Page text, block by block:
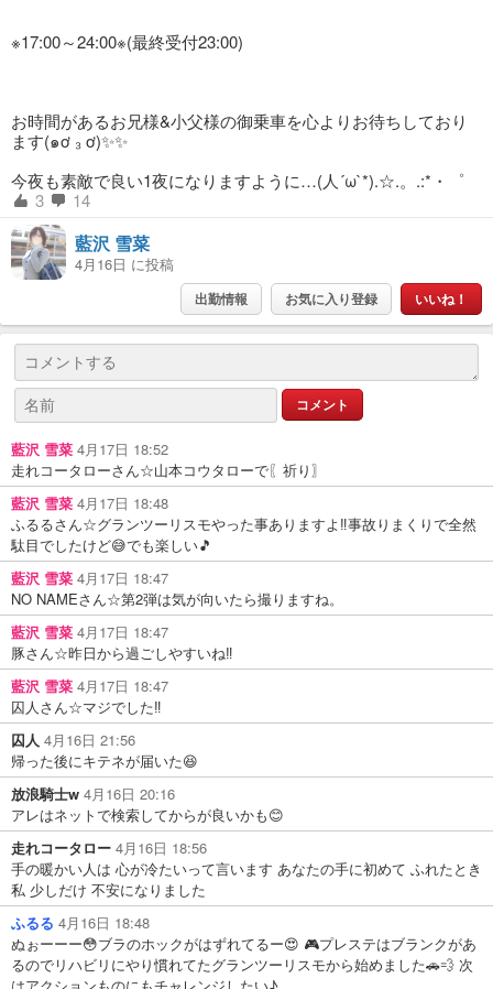
※17:00～24:00※(最終受付23:00)
お時間があるお兄様&小父様の御乗車を心よりお待ちしており
ます(๑ơ ₃ ơ)✨✨
今夜も素敵で良い1夜になりますように…(人´ω`*).☆.。.:*・゜
3
14
藍沢 雪菜
4月16日 に投稿
いいね！
お気に入り登録
出勤情報
藍沢 雪菜 4月17日 18:52
走れコータローさん☆山本コウタローで〖祈り〗
藍沢 雪菜 4月17日 18:48
ふるるさん☆グランツーリスモやった事ありますよ‼️事故りまくりで全然
駄目でしたけど😅でも楽しい🎵
藍沢 雪菜 4月17日 18:47
NO NAMEさん☆第2弾は気が向いたら撮りますね。
藍沢 雪菜 4月17日 18:47
豚さん☆昨日から過ごしやすいね‼️
藍沢 雪菜 4月17日 18:47
囚人さん☆マジでした‼️
囚人 4月16日 21:56
帰った後にキテネが届いた😆
放浪騎士w 4月16日 20:16
アレはネットで検索してからが良いかも😊
走れコータロー 4月16日 18:56
手の暖かい人は 心が冷たいって言います あなたの手に初めて ふれたとき
私 少しだけ 不安になりました
ふるる 4月16日 18:48
ぬぉーーー😳ブラのホックがはずれてるー😍 🎮プレステはブランクがあ
るのでリハビリにやり慣れてたグランツーリスモから始めました🚗💨 次